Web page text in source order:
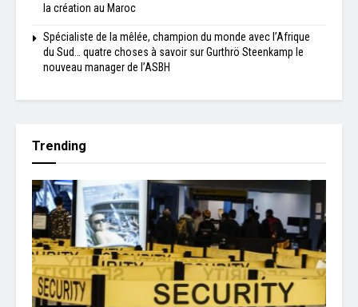
la création au Maroc
Spécialiste de la mêlée, champion du monde avec l’Afrique
du Sud… quatre choses à savoir sur Gurthrö Steenkamp le
nouveau manager de l’ASBH
Trending